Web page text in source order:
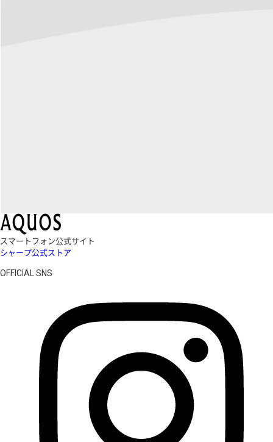
スマートフォン公式サイト
シャープ公式ストア
OFFICIAL SNS